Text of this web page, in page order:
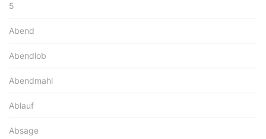
5
Abend
Abendlob
Abendmahl
Ablauf
Absage